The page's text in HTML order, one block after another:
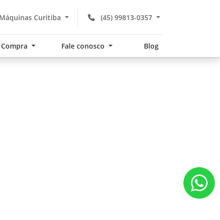
(45) 99813-0357
Curitiba
Compra Fale conosco Blog